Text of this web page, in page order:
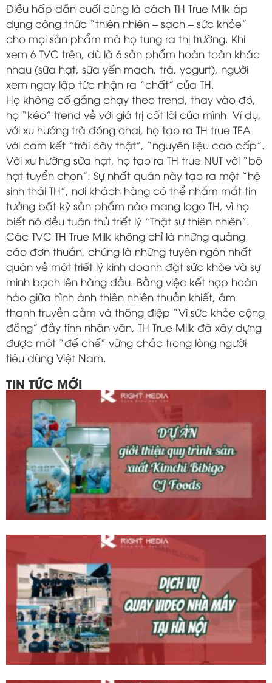
Điều hấp dẫn cuối cùng là cách TH True Milk áp
dụng công thức “thiên nhiên – sạch – sức khỏe”
cho mọi sản phẩm mà họ tung ra thị trường. Khi
xem 6 TVC trên, dù là 6 sản phẩm hoàn toàn khác
nhau (sữa hạt, sữa yến mạch, trà, yogurt), người
xem ngay lập tức nhận ra “chất” của TH.
Họ không cố gắng chạy theo trend, thay vào đó,
họ “kéo” trend về với giá trị cốt lõi của mình. Ví dụ,
với xu hướng trà đóng chai, họ tạo ra TH true TEA
với cam kết “trái cây thật”, “nguyên liệu cao cấp”.
Với xu hướng sữa hạt, họ tạo ra TH true NUT với “bộ
hạt tuyển chọn”. Sự nhất quán này tạo ra một “hệ
sinh thái TH”, nơi khách hàng có thể nhắm mắt tin
tưởng bất kỳ sản phẩm nào mang logo TH, vì họ
biết nó đều tuân thủ triết lý “Thật sự thiên nhiên”.
Các TVC TH True Milk không chỉ là những quảng
cáo đơn thuần, chúng là những tuyên ngôn nhất
quán về một triết lý kinh doanh đặt sức khỏe và sự
minh bạch lên hàng đầu. Bằng việc kết hợp hoàn
hảo giữa hình ảnh thiên nhiên thuần khiết, âm
thanh truyền cảm và thông điệp “Vì sức khỏe cộng
đồng” đầy tính nhân văn, TH True Milk đã xây dựng
được một “đế chế” vững chắc trong lòng người
tiêu dùng Việt Nam.
TIN TỨC MỚI